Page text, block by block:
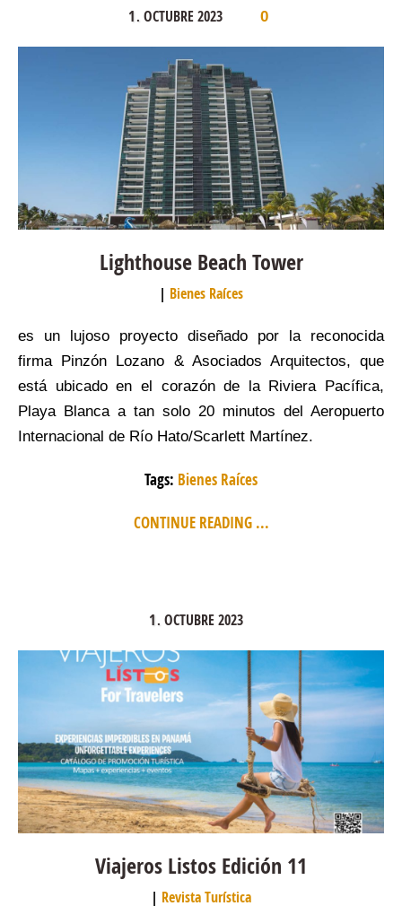
1. OCTUBRE2023 0
Lighthouse Beach Tower
Bienes Raíces
es un lujoso proyecto diseñado por la reconocida
firma Pinzón Lozano & Asociados Arquitectos, que
está ubicado en el corazón de la Riviera Pacífica,
Playa Blanca a tan solo 20 minutos del Aeropuerto
Internacional de Río Hato/Scarlett Martínez.
Tags: Bienes Raíces
CONTINUE READING ...
1. OCTUBRE2023
Viajeros Listos Edición 11
Revista Turística